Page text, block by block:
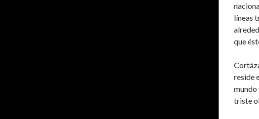
líneas
que
reside
mundo
triste